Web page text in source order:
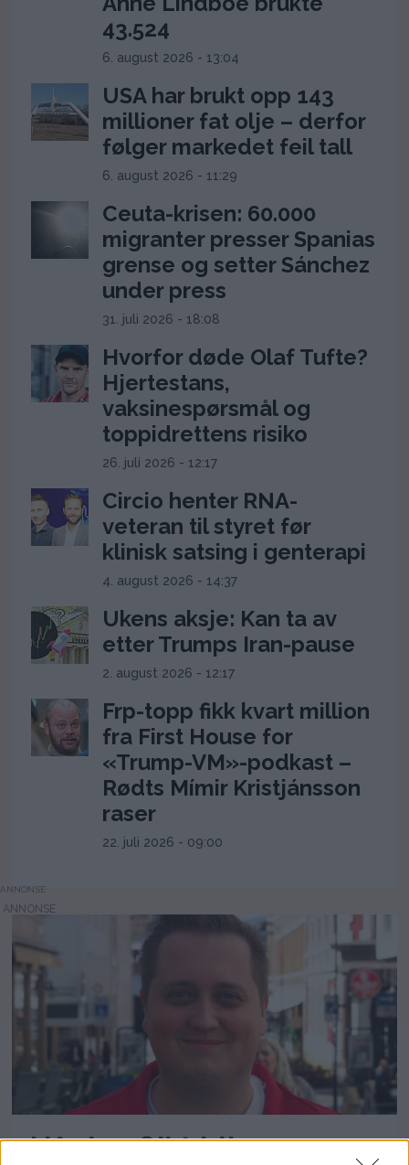
43.524
6. august 2026 - 13:04
USA har brukt opp 143
millioner fat olje – derfor
følger markedet feil tall
6. august 2026 - 11:29
Ceuta-krisen: 60.000
migranter presser Spanias
grense og setter Sánchez
under press
31. juli 2026 - 18:08
Hvorfor døde Olaf Tufte?
Hjertestans,
vaksinespørsmål og
toppidrettens risiko
26. juli 2026 - 12:17
Circio henter RNA-
veteran til styret før
klinisk satsing i genterapi
4. august 2026 - 14:37
Ukens aksje: Kan ta av
etter Trumps Iran-pause
2. august 2026 - 12:17
Frp-topp fikk kvart million
fra First House for
«Trump-VM»-podkast –
Rødts Mímir Kristjánsson
raser
22. juli 2026 - 09:00
ANNONSE
Når konflikt blir